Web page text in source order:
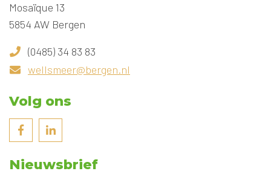
Mosaïque 13
5854 AW Bergen
(0485) 34 83 83
wellsmeer@bergen.nl
Volg ons
Nieuwsbrief